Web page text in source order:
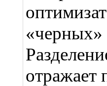
«черных»
отражает